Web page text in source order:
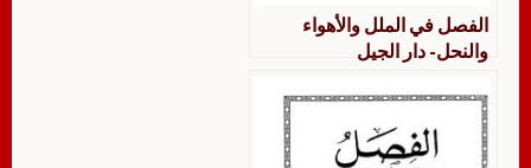
الفصل في الملل والأهواء
والنحل- دار الجيل